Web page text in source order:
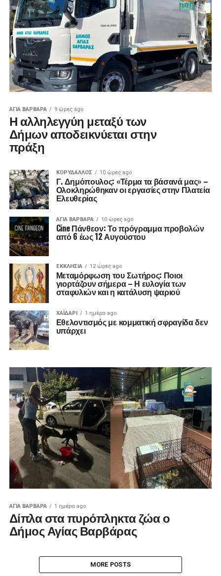
ΑΓΙΑ ΒΑΡΒΑΡΑ 9 ώρες ago
Η αλληλεγγύη μεταξύ των
Δήμων αποδεικνύεται στην
πράξη
ΚΟΡΥΔΑΛΛΟΣ 10 ώρες ago
Γ. Δημόπουλος: «Τέρμα τα βάσανά μας» –
Ολοκληρώθηκαν οι εργασίες στην Πλατεία
Ελευθερίας
ΑΓΙΑ ΒΑΡΒΑΡΑ 10 ώρες ago
Cine Πάνθεον: Το πρόγραμμα προβολών
από 6 έως 12 Αυγούστου
ΕΚΚΛΗΣΊΑ 12 ώρες ago
Μεταμόρφωση του Σωτήρος: Ποιοι
γιορτάζουν σήμερα – Η ευλογία των
σταφυλιών και η κατάλυση ψαριού
ΧΑΪΔΑΡΙ 1 ημέρα ago
Εθελοντισμός με κομματική σφραγίδα δεν
υπάρχει
ΑΓΙΑ ΒΑΡΒΑΡΑ 1 ημέρα ago
Δίπλα στα πυρόπληκτα ζώα ο
Δήμος Αγίας Βαρβάρας
MORE POSTS